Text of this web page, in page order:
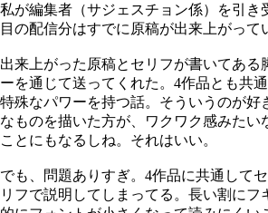
私が編集者（サジェスチョン係）を引き
目の配信分はすでに原稿が出来上がって
出来上がった原稿とセリフが書いてある
ーを通じて送ってくれた。4作品とも共
特殊なパワーを持つ話。そういうのが好
なものを描いた方が、ワクワク感みたい
ことにもなるしね。それはいい。
でも、問題ありすぎ。4作品に共通して
リフで説明してしまってる。長い割にフ